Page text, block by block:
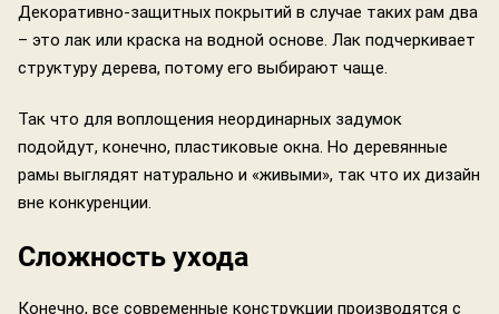
Декоративно-защитных покрытий в случае таких рам два
– это лак или краска на водной основе. Лак подчеркивает
структуру дерева, потому его выбирают чаще.
Так что для воплощения неординарных задумок
подойдут, конечно, пластиковые окна. Но деревянные
рамы выглядят натурально и «живыми», так что их дизайн
вне конкуренции.
Сложность ухода
Конечно, все современные конструкции производятся с